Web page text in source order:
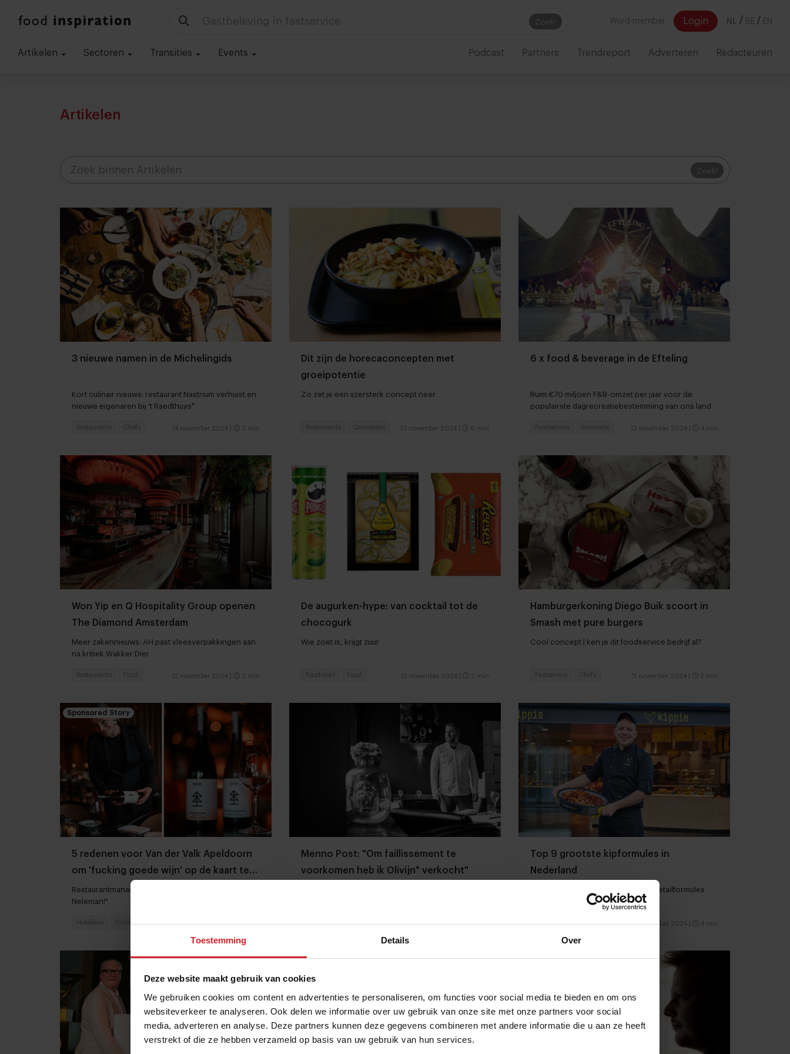
Toestemming Details Over
Deze website maakt gebruik van cookies
We gebruiken cookies om content en advertenties te personaliseren, om functies voor social media te bieden en om ons
websiteverkeer te analyseren. Ook delen we informatie over uw gebruik van onze site met onze partners voor social
media, adverteren en analyse. Deze partners kunnen deze gegevens combineren met andere informatie die u aan ze heeft
verstrekt of die ze hebben verzameld op basis van uw gebruik van hun services.
Zoek! Word member Login NL / BE / EN
Artikelen Sectoren Transities Events Podcast Partners Trendreport Adverteren Redacteuren
Artikelen
Zoek!
3 nieuwe namen in de Michelingids
Kort culinair nieuws: restaurant Nastrium verhuist en
nieuwe eigenaren bij 't Raedthuys*
14 november 2024 3 min
Restaurants Chefs
Dit zijn de horecaconcepten met
groeipotentie
Zo zet je een ijzersterk concept neer
13 november 2024 6 min
Restaurants Concepten
6 x food & beverage in de Efteling
Ruim €70 miljoen F&B-omzet per jaar voor de
populairste dagrecreatiebestemming van ons land
12 november 2024 4 min
Foodservice Innovatie
Won Yip en Q Hospitality Group openen
The Diamond Amsterdam
Meer zakennieuws: AH past vleesverpakkingen aan
na kritiek Wakker Dier
12 november 2024 3 min
Restaurants Food
De augurken-hype: van cocktail tot de
chocogurk
Wie zoet is, krijgt zuur
12 november 2024 2 min
Foodretail Food
Hamburgerkoning Diego Buik scoort in
Smash met pure burgers
Cool concept | ken je dit foodservice bedrijf al?
11 november 2024 2 min
Fastservice Chefs
Sponsored Story
5 redenen voor Van der Valk Apeldoorn
om 'fucking goede wijn' op de kaart te
zetten
Restaurantmanager: "Ik ben gewoon fan van
Neleman!"
10 november 2024| 3 min
Hotellerie
Menno Post: "Om faillissement te
voorkomen heb ik Olivijn* verkocht"
9 november 2024| 6 min
Top 9 grootste kipformules in
Nederland
De grootste horecaconcepten en retailformules
met kip als kernproduct
9 november 2024 4 min